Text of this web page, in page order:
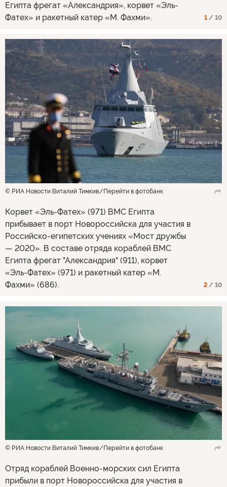
Египта фрегат «Александрия», корвет «Эль-
Фатех» и ракетный катер «М. Фахми».
1 / 10
© РИА Новости Виталий Тимкив Перейти в фотобанк
Корвет «Эль-Фатех» (971) ВМС Египта
прибывает в порт Новороссийска для участия в
Российско-египетских учениях «Мост дружбы
— 2020». В составе отряда кораблей ВМС
Египта фрегат "Александрия" (911), корвет
«Эль-Фатех» (971) и ракетный катер «М.
Фахми» (686).
2 / 10
© РИА Новости Виталий Тимкив Перейти в фотобанк
Отряд кораблей Военно-морских сил Египта
прибыли в порт Новороссийска для участия в